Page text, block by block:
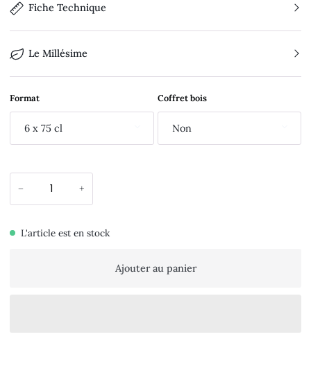
Fiche Technique
Le Millésime
Format
6 x 75 cl
Coffret bois
Non
− +
L'article est en stock
Ajouter au panier